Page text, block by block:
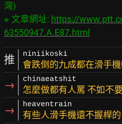
灣)
※ 文章網址: https://
63550947.A.E87.html
推 niniikoski
會跌倒的九成都在滑手
→ chinaeatshit
怎麼做都有人罵 不如不
→ heaventrain
有些人滑手機還不握桿的